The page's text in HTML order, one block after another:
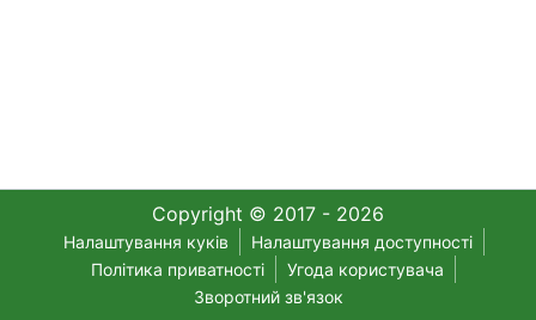
Copyright © 2017 - 2026
Налаштування куків
Налаштування доступності
Політика приватності
Угода користувача
Зворотний зв'язок